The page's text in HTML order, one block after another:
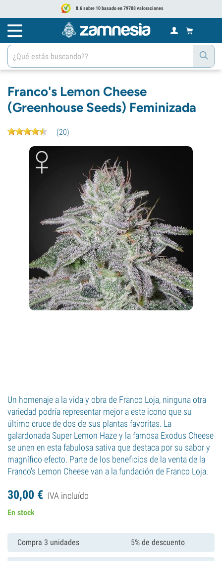
8.6 sobre 10 basado en 79708 valoraciones
Franco's Lemon Cheese
(Greenhouse Seeds) Feminizada
(20)
Un homenaje a la vida y obra de Franco Loja, ninguna otra
variedad podría representar mejor a este icono que su
último cruce de dos de sus plantas favoritas. La
galardonada Super Lemon Haze y la famosa Exodus Cheese
se unen en esta fabulosa sativa que destaca por su sabor y
magnífico efecto. Parte de los beneficios de la venta de la
Franco's Lemon Cheese van a la fundación de Franco Loja.
30,00 € IVA incluído
En stock
Compra 3 unidades 5% de descuento